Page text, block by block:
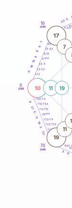
0
anni
10
anni
70
anni
1-2,5
2,5-3,5
3,5-4
6-7,5
7,5-8,5
8,5-9
11-12,5
68,5-
71-72,5
72,5-73,5
73,5-74
76-77,5
77,5-78,5
78,5-79
11
19
10
9
17
8
7
22 5
11
3
22
3
14
11
5
21
4
10
17
19
11 19
7
11
5anni
75anni